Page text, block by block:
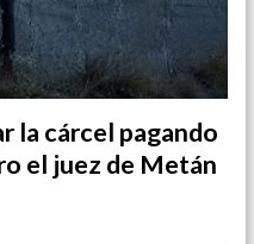
la cárcel pagando
el juez de Metán